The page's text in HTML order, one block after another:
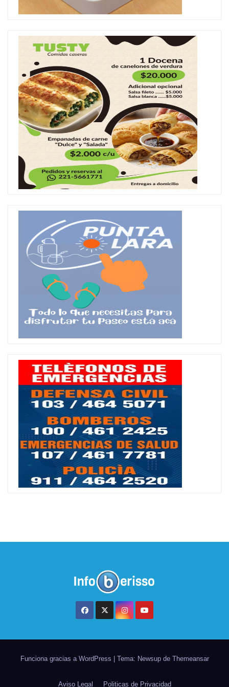
Funciona gracias a WordPress Tema: Newsup de Themeansar
Aviso Legal Politicas de Privacidad